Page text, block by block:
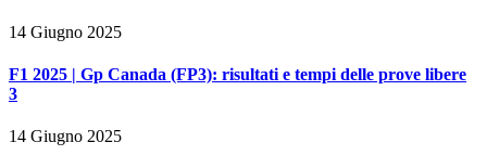
14 Giugno 2025
F1 2025 | Gp Canada (FP3): risultati e tempi delle prove libere
3
14 Giugno 2025